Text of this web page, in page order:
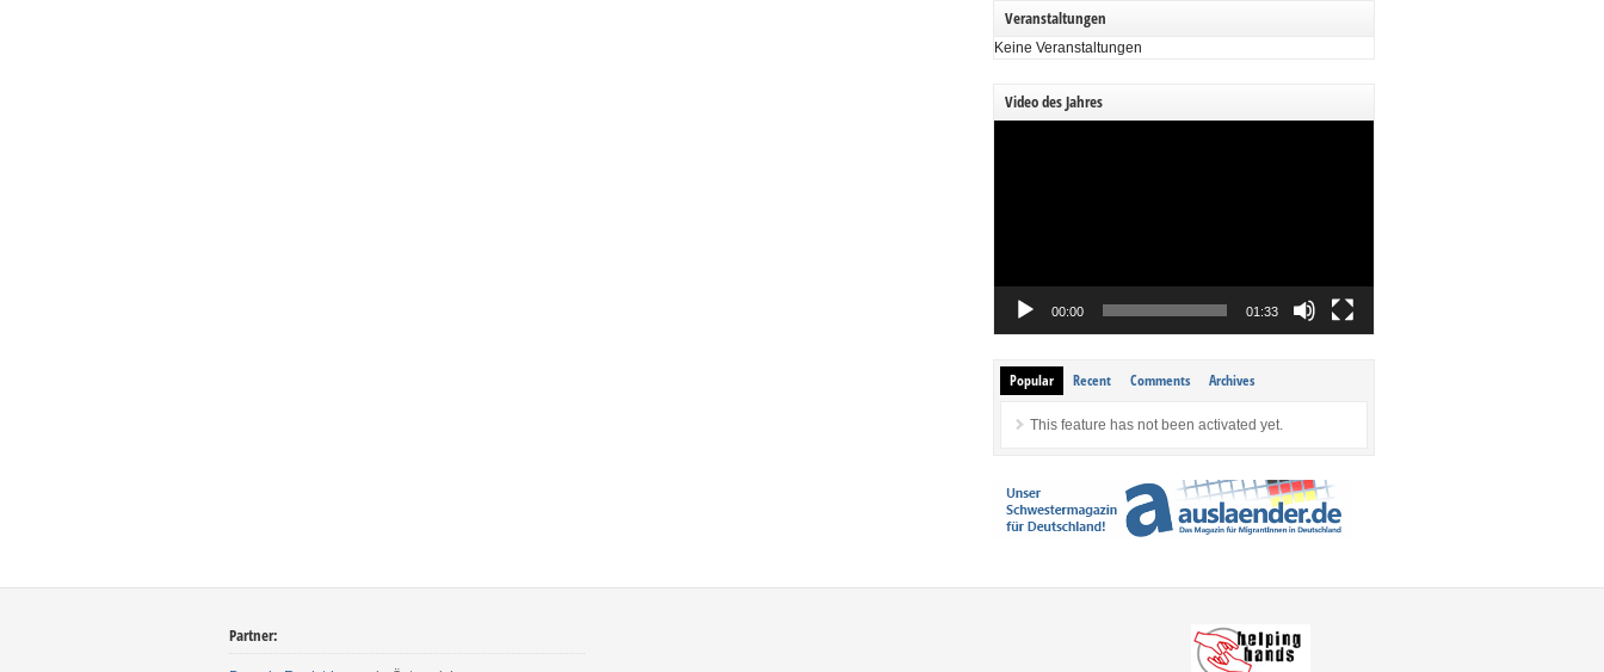
Veranstaltungen
Keine Veranstaltungen
Video des Jahres
00:00 01:33
Popular Recent Comments Archives
This feature has not been activated yet.
Partner: